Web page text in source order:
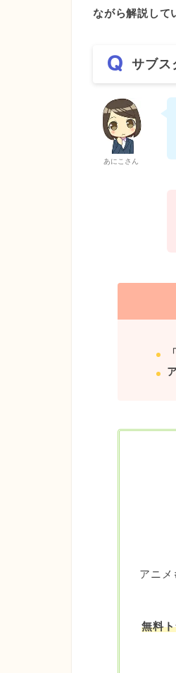
ながら解説して
サブス
あにこさん
アニメ
無料